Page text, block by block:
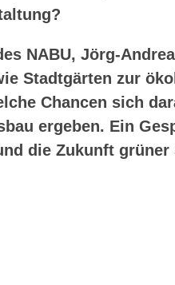
NABU, Jörg-
Stadtgärten zur
Chancen sich
ergeben. Ein
die Zukunft grüner